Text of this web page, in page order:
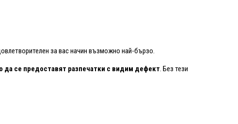
за вас начин възможно най-бързо.
да се предоставят разпечатки с видим дефект. Без тези